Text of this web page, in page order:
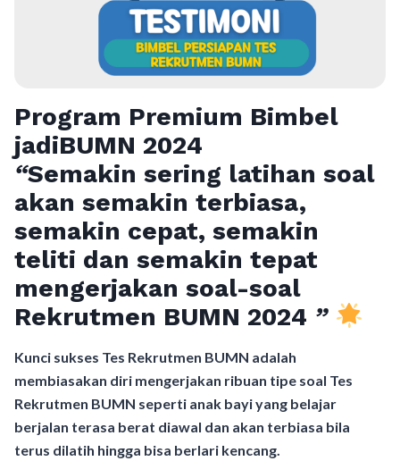
Program Premium Bimbel
jadiBUMN 2024
“Semakin sering latihan soal
akan semakin terbiasa,
semakin cepat, semakin
teliti dan semakin tepat
mengerjakan soal-soal
Rekrutmen BUMN 2024 ”
Kunci sukses Tes Rekrutmen BUMN adalah
membiasakan diri mengerjakan ribuan tipe soal Tes
Rekrutmen BUMN seperti anak bayi yang belajar
berjalan terasa berat diawal dan akan terbiasa bila
terus dilatih hingga bisa berlari kencang.